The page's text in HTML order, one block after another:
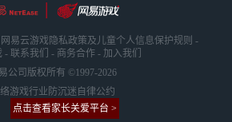
网易云游戏隐私政策及儿童个人信息保护规则 -
- 联系我们 - 商务合作 - 加入我们
公司版权所有 ©1997-2026
游戏行业防沉迷自律公约
点击查看家长关爱平台 >